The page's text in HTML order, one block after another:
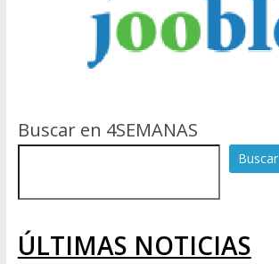
Buscar en 4SEMANAS
Buscar
ÚLTIMAS NOTICIAS